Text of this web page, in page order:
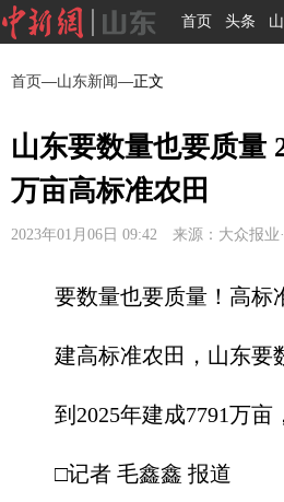
首页 头条
首页—山东新闻—正文
山东要数量也要质量
万亩高标准农田
2023年01月06日 09:42 来源：大众报业
要数量也要质量！高标
建高标准农田，山东要
到2025年建成7791万亩
□记者 毛鑫鑫 报道